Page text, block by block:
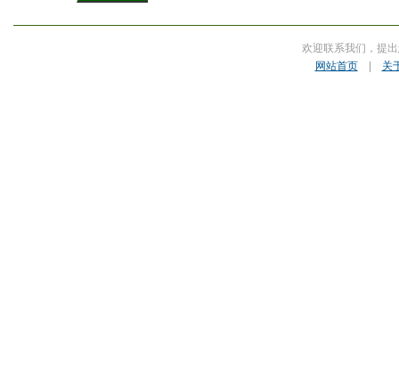
欢迎联系我们，提
网站首页| 关